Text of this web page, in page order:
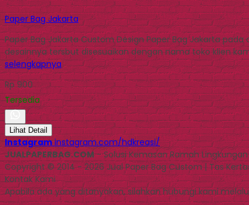
Paper Bag Jakarta
Paper Bag Jakarta Custom Design Paper Bag Jakarta
desainnya tersbut disesuaikan dengan nama toko klien
selengkapnya
Rp 900
Tersedia
Lihat Detail
Instagram instagram.com/hdkreasi/
JUALPAPERBAG.COM- Solusi Kemasan Ramah Lingkungan
Copyright © 2014 - 2026 Jual Paper Bag Custom | Tas
Kontak Kami
Apabila ada yang ditanyakan, silahkan hubungi kami